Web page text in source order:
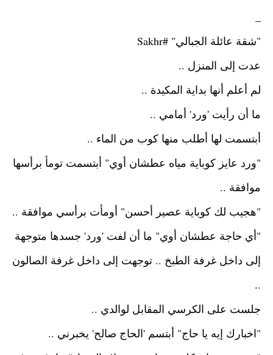
"شقة عائلة الجبالي" #Sakhr
عدت إلى المنزل ..
لم أعلم أنها بداية المكيدة ..
ما أن رأيت 'ورد' أمامي ..
أبتسمت لها أطلب منها كوب من الماء ..
"ورد عايز كوباية مياه عطشان أوي" أبتسمت تومأ برأسها
موافقة ..
"هجيب لك كوباية عصير أحسن" أومأت برأسي موافقة ..
"أي حاجة عطشان أوي" ما أن لفت 'ورد' جسدها متوجهة
إلى داخل غرفة الطبخ .. توجهت إلى داخل غرفة الصالون
..
جلست على الكرسي المقابل لوالدي ..
"اخبارك إيه يا حاج" أبتسم 'الحاج صالح' يخبرني ..